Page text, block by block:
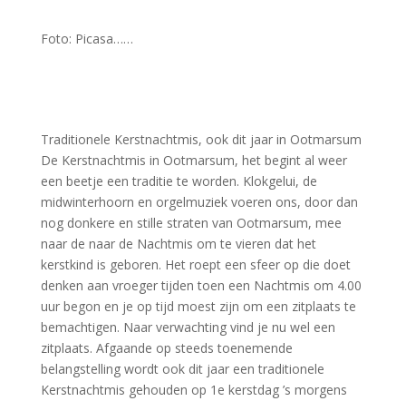
Foto: Picasa……
Traditionele Kerstnachtmis, ook dit jaar in Ootmarsum
De Kerstnachtmis in Ootmarsum, het begint al weer
een beetje een traditie te worden. Klokgelui, de
midwinterhoorn en orgelmuziek voeren ons, door dan
nog donkere en stille straten van Ootmarsum, mee
naar de naar de Nachtmis om te vieren dat het
kerstkind is geboren. Het roept een sfeer op die doet
denken aan vroeger tijden toen een Nachtmis om 4.00
uur begon en je op tijd moest zijn om een zitplaats te
bemachtigen. Naar verwachting vind je nu wel een
zitplaats. Afgaande op steeds toenemende
belangstelling wordt ook dit jaar een traditionele
Kerstnachtmis gehouden op 1e kerstdag ’s morgens